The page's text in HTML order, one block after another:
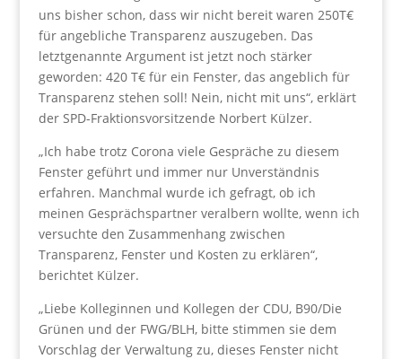
uns bisher schon, dass wir nicht bereit waren 250T€
für angebliche Transparenz auszugeben. Das
letztgenannte Argument ist jetzt noch stärker
geworden: 420 T€ für ein Fenster, das angeblich für
Transparenz stehen soll! Nein, nicht mit uns“, erklärt
der SPD-Fraktionsvorsitzende Norbert Külzer.
„Ich habe trotz Corona viele Gespräche zu diesem
Fenster geführt und immer nur Unverständnis
erfahren. Manchmal wurde ich gefragt, ob ich
meinen Gesprächspartner veralbern wollte, wenn ich
versuchte den Zusammenhang zwischen
Transparenz, Fenster und Kosten zu erklären“,
berichtet Külzer.
„Liebe Kolleginnen und Kollegen der CDU, B90/Die
Grünen und der FWG/BLH, bitte stimmen sie dem
Vorschlag der Verwaltung zu, dieses Fenster nicht